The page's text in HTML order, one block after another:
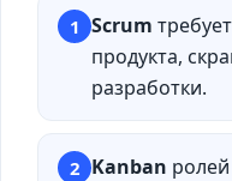
1 Scrum
продукта,
разработки.
2 Kanban